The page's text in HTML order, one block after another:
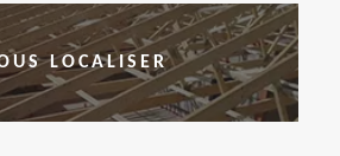
LOCALISER